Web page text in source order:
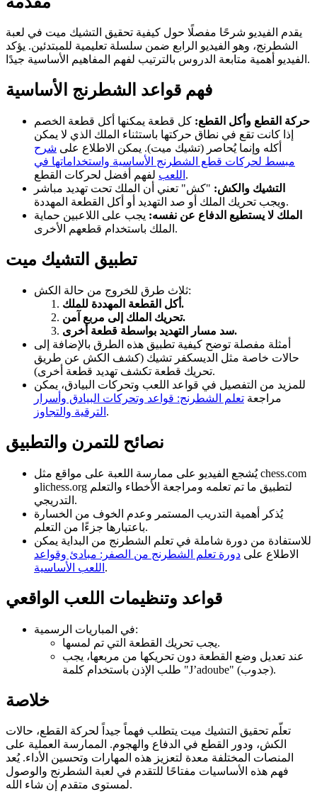
يقدم الفيديو شرحًا مفصلًا حول كيفية تحقيق التشيك ميت في لعبة
الشطرنج، وهو الفيديو الرابع ضمن سلسلة تعليمية للمبتدئين. يؤكد
الفيديو أهمية متابعة الدروس بالترتيب لفهم المفاهيم الأساسية جيدًا.
فهم قواعد الشطرنج الأساسية
حركة القطع وأكل القطع: كل قطعة يمكنها أكل قطعة الخصم
إذا كانت تقع في نطاق حركتها باستثناء الملك الذي لا يمكن
أكله وإنما يُحاصر (تشيك ميت). يمكن الاطلاع على شرح
مبسط لحركات قطع الشطرنج الأساسية واستخداماتها في
اللعب لفهم أفضل لحركات القطع.
التشيك والكش: "كش" تعني أن الملك تحت تهديد مباشر
ويجب تحريك الملك أو صد التهديد أو أكل القطعة المهددة.
الملك لا يستطيع الدفاع عن نفسه: يجب على اللاعبين حماية
الملك باستخدام قطعهم الأخرى.
تطبيق التشيك ميت
ثلاث طرق للخروج من حالة الكش:
أكل القطعة المهددة للملك.
تحريك الملك إلى مربع آمن.
سد مسار التهديد بواسطة قطعة أخرى.
أمثلة مفصلة توضح كيفية تطبيق هذه الطرق بالإضافة إلى
حالات خاصة مثل الديسكفر تشيك (كشف الكش عن طريق
تحريك قطعة تكشف تهديد قطعة أخرى).
للمزيد من التفصيل في قواعد اللعب وتحركات البيادق، يمكن
مراجعة تعلم الشطرنج: قواعد وتحركات البيادق وأسرار
الترقية والتجاوز .
نصائح للتمرن والتطبيق
يُشجع الفيديو على ممارسة اللعبة على مواقع مثل chess.com
وlichess.org لتطبيق ما تم تعلمه ومراجعة الأخطاء والتعلم
التدريجي.
يُذكر أهمية التدريب المستمر وعدم الخوف من الخسارة
باعتبارها جزءًا من التعلم.
للاستفادة من دورة شاملة في تعلم الشطرنج من البداية يمكن
الاطلاع على دورة تعلم الشطرنج من الصفر: مبادئ وقواعد
اللعب الأساسية .
قواعد وتنظيمات اللعب الواقعي
في المباريات الرسمية:
يجب تحريك القطعة التي تم لمسها.
عند تعديل وضع القطعة دون تحريكها من مربعها، يجب
طلب الإذن باستخدام كلمة "J’adoube" (جدوب).
خلاصة
تعلّم تحقيق التشيك ميت يتطلب فهماً جيداً لحركة القطع، حالات
الكش، ودور القطع في الدفاع والهجوم. الممارسة العملية على
المنصات المختلفة معدة لتعزيز هذه المهارات وتحسين الأداء. يُعد
فهم هذه الأساسيات مفتاحًا للتقدم في لعبة الشطرنج والوصول
لمستوى متقدم إن شاء الله.